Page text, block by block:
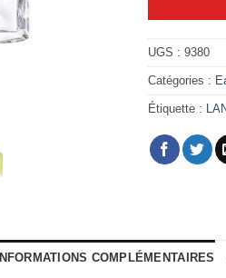
UGS : 9380
Catégories :
Étiquette :
INFORMATIONS COMPLÉMENTAIRES